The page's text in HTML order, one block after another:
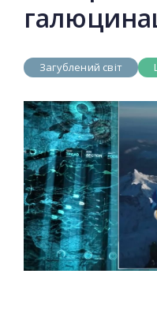
Загублений світ